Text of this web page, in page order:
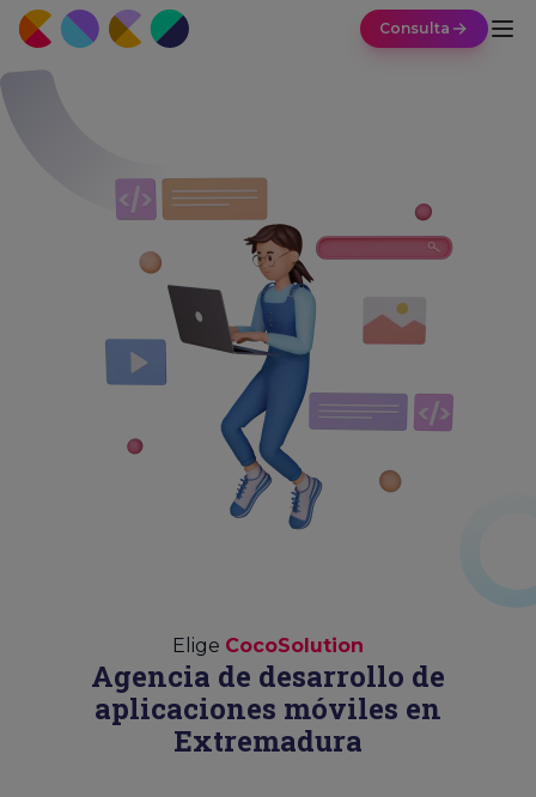
Consulta
Elige CocoSolution
Agencia de desarrollo de
aplicaciones móviles en
Extremadura